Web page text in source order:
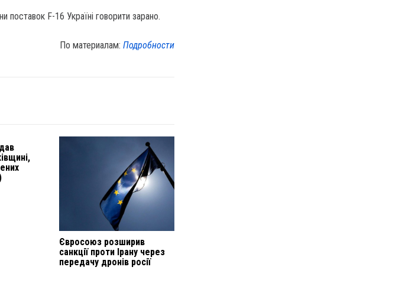
поставок F-16 Україні говорити зарано.
По материалам:Подробности
Євросоюз розширив
санкції проти Ірану через
передачу дронів росії